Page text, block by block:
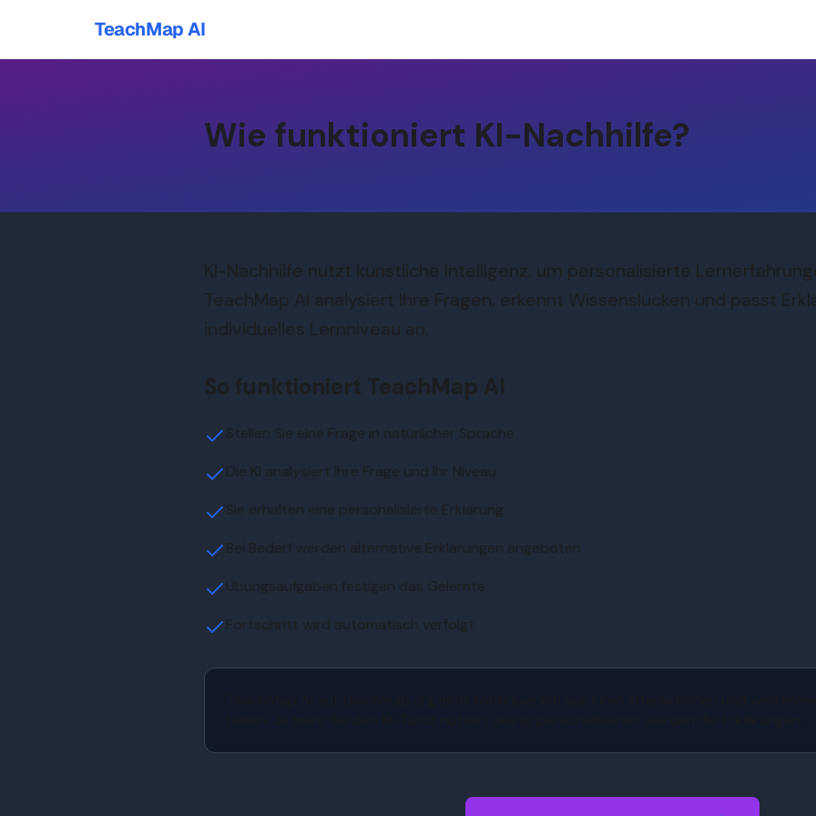
TeachMap AI
Wie funktioniert KI-Nachhilfe?
KI-Nachhilfe nutzt künstliche Intelligenz, um personalisierte
TeachMap AI analysiert Ihre Fragen, erkennt Wissenslücken und passt
individuelles Lernniveau an.
So funktioniert TeachMap AI
Stellen Sie eine Frage in natürlicher Sprache
Die KI analysiert Ihre Frage und Ihr Niveau
Sie erhalten eine personalisierte Erklärung
Bei Bedarf werden alternative Erklärungen angeboten
Übungsaufgaben festigen das Gelernte
Fortschritt wird automatisch verfolgt